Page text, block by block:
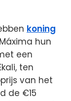
koning
hun
een
ten
van het
de €15